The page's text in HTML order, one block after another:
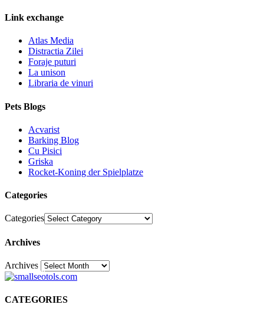
Link exchange
Atlas Media
Distractia Zilei
Foraje puturi
La unison
Libraria de vinuri
Pets Blogs
Acvarist
Barking Blog
Cu Pisici
Griska
Rocket-Koning der Spielplatze
Categories
Categories
Archives
Archives30
CATEGORIES